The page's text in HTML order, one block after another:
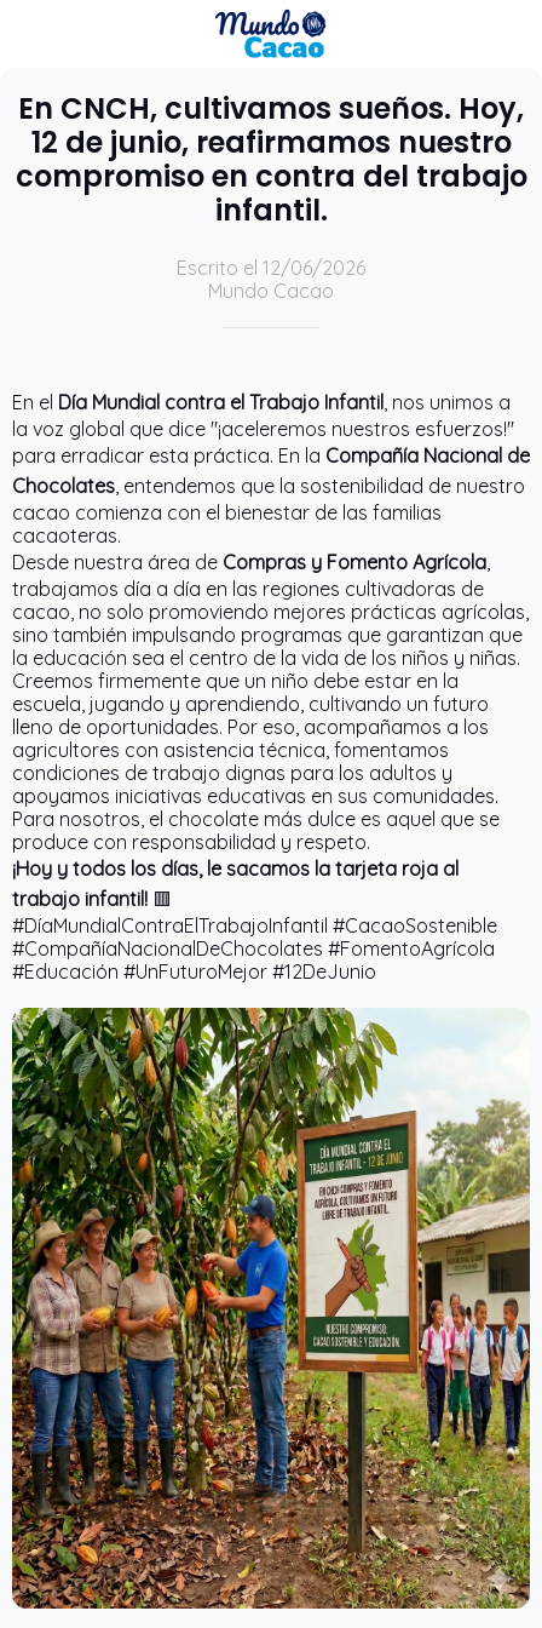
En CNCH, cultivamos sueños. Hoy,
12 de junio, reafirmamos nuestro
compromiso en contra del trabajo
infantil.
Escrito el 12/06/2026
Mundo Cacao
En el Día Mundial contra el Trabajo Infantil , nos unimos a
la voz global que dice "¡aceleremos nuestros esfuerzos!"
para erradicar esta práctica. En la Compañía Nacional de
Chocolates , entendemos que la sostenibilidad de nuestro
cacao comienza con el bienestar de las familias
cacaoteras.
Desde nuestra área de Compras y Fomento Agrícola
trabajamos día a día en las regiones cultivadoras de
cacao, no solo promoviendo mejores prácticas agrícolas,
sino también impulsando programas que garantizan que
la educación sea el centro de la vida de los niños y niñas.
Creemos firmemente que un niño debe estar en la
escuela, jugando y aprendiendo, cultivando un futuro
lleno de oportunidades. Por eso, acompañamos a los
agricultores con asistencia técnica, fomentamos
condiciones de trabajo dignas para los adultos y
apoyamos iniciativas educativas en sus comunidades.
Para nosotros, el chocolate más dulce es aquel que se
produce con responsabilidad y respeto.
¡Hoy y todos los días, le sacamos la tarjeta roja al
trabajo infantil! 🟥
#DíaMundialContraElTrabajoInfantil #CacaoSostenible
#CompañíaNacionalDeChocolates #FomentoAgrícola
#Educación #UnFuturoMejor #12DeJunio